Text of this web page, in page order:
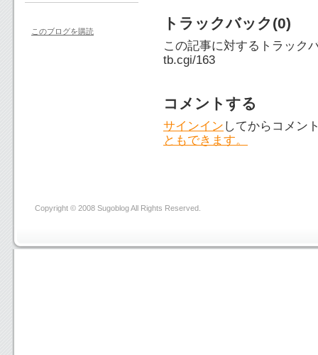
トラックバック(0)
この記事に対するトラック
tb.cgi/163
コメントする
サインイン してからコメン
ともできます。
このブログを購読
Copyright © 2008 Sugoblog All Rights Reserved.